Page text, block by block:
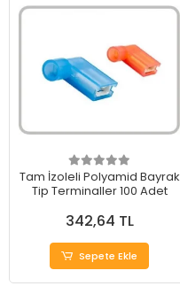
Tam İzoleli Polyamid Bayrak
Tip Terminaller 100 Adet
342,64 TL
Sepete Ekle